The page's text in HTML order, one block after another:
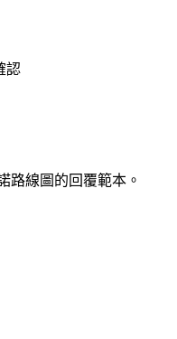
認
路線圖的回覆範本。